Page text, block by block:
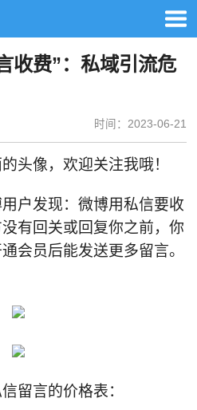
收费”：私域引流危
时间：2023-06-21
头像，欢迎关注我哦！
户发现：微博用私信要收
有回关或回复你之前，你
会员后能发送更多留言。
留言的价格表：